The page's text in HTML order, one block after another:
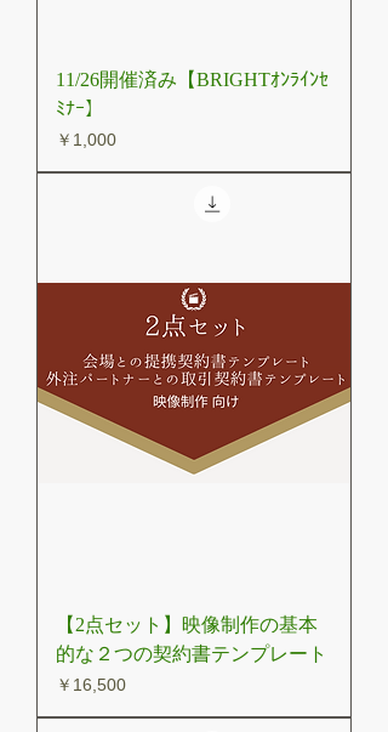
11/26開催済み【BRIGHTｵﾝﾗｲﾝｾ
ﾐﾅｰ】
価格
￥1,000
【2点セット】映像制作の基本
的な２つの契約書テンプレート
価格
￥16,500